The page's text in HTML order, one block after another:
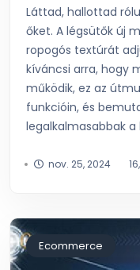
Láttad, hallottad
őket. A légsütők új
ropogós textúrát
kíváncsi arra, hogy
működik, ez az
funkcióin, és
legalkalmasabbak a
nov. 25, 2024
Ecommerce